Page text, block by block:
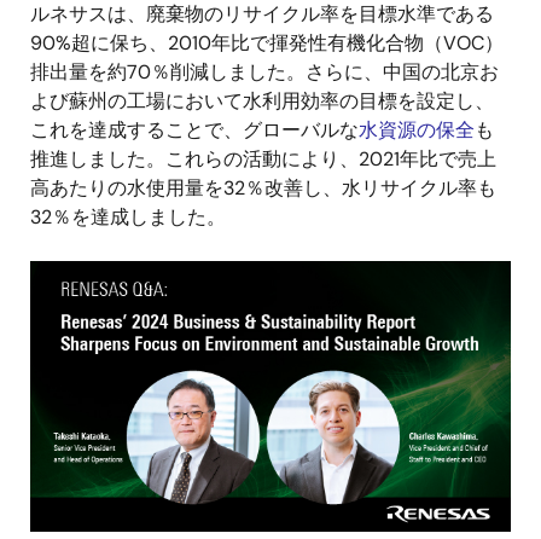
ルネサスは、廃棄物のリサイクル率を目標水準である
90%超に保ち、2010年比で揮発性有機化合物（VOC）
排出量を約70％削減しました。さらに、中国の北京お
よび蘇州の工場において水利用効率の目標を設定し、
これを達成することで、グローバルな水資源の保全も
推進しました。これらの活動により、2021年比で売上
高あたりの水使用量を32％改善し、水リサイクル率も
32％を達成しました。